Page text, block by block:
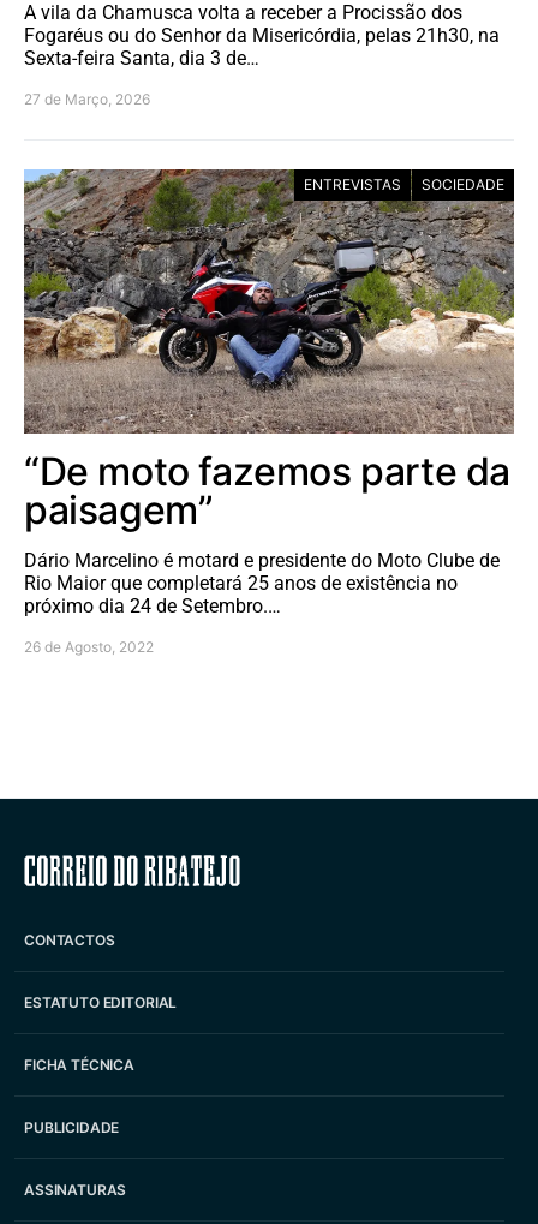
A vila da Chamusca volta a receber a Procissão dos
Fogaréus ou do Senhor da Misericórdia, pelas 21h30, na
Sexta-feira Santa, dia 3 de…
27 de Março, 2026
ENTREVISTAS SOCIEDADE
“De moto fazemos parte da
paisagem”
Dário Marcelino é motard e presidente do Moto Clube de
Rio Maior que completará 25 anos de existência no
próximo dia 24 de Setembro.…
26 de Agosto, 2022
Correio do Ribatejo
CONTACTOS
ESTATUTO EDITORIAL
FICHA TÉCNICA
PUBLICIDADE
ASSINATURAS